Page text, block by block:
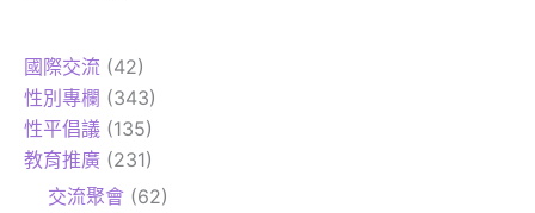
國際交流 (42)
性別專欄 (343)
性平倡議 (135)
教育推廣 (231)
交流聚會 (62)